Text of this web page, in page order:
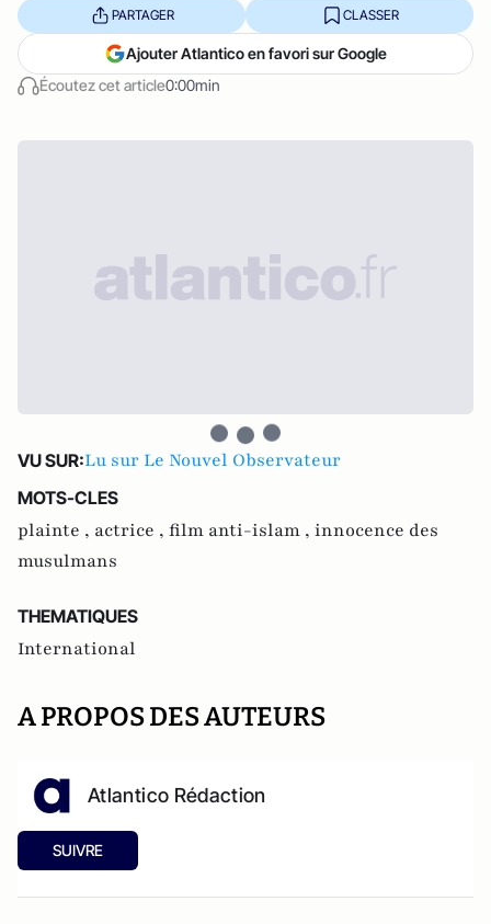
Écoutez cet article0:00min
PARTAGER CLASSER
Ajouter Atlantico en favori sur Google
VU SUR:Lu sur Le Nouvel Observateur
MOTS-CLES
plainte , actrice , film anti-islam , innocence des
musulmans
THEMATIQUES
International
A PROPOS DES AUTEURS
Atlantico Rédaction
SUIVRE